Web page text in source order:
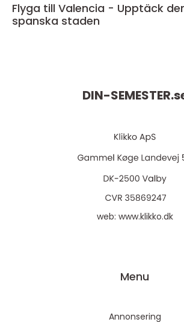
Flyga till Valencia - Upptäck
spanska staden
DIN-SEMESTER.
web: www.klikko.dk
Menu
Annonsering